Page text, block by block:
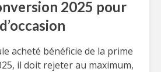
2025 pour
acheté bénéficie de la prime
il doit rejeter au maximum,